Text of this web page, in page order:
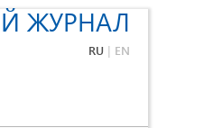
ЖУРНАЛ
RU | EN